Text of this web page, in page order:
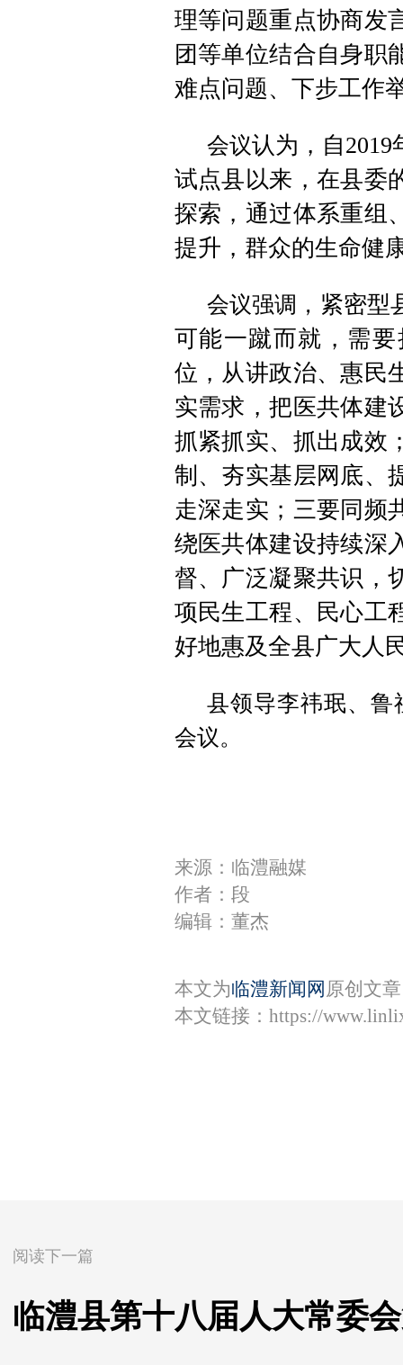
理等问题重点协商发
团等单位结合自身职
难点问题、下步工作
会议认为 ， 自2019
试点县以来，在县委
探索，通过体系重组
提升，群众的生命健
会议强调， 紧密型
可能一蹴而就，需
位，从讲政治、惠民
实需求，把 医共体建
抓紧抓实、抓出成效
制、夯实基层网底、
走深走实；三要同频
绕 医共体建设持续深
督、广泛凝聚共识，
项民生工程、民心工
好地惠及全县广大人
县领导李祎珉、鲁
会议。
来源：临澧融媒
作者：段
编辑：董杰
本文为临澧新闻网 原创文
本文链接： https://
阅读下一篇
临澧县第十八届人大常委